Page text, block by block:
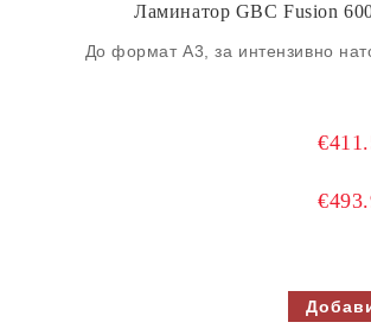
Ламинатор GBC Fusion
До формат А3, за интензивно